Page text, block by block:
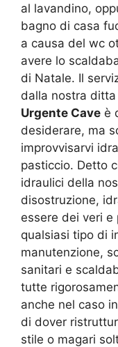
al lavandino,
bagno di casa
a causa del wc
avere lo
di Natale. Il
dalla nostra ditta
Urgente Cave è
desiderare, ma
improvvisarvi
pasticcio. Detto
idraulici della
disostruzione,
essere dei veri e
qualsiasi tipo di
manutenzione,
sanitari e
tutte
anche nel caso
di dover
stile o magari